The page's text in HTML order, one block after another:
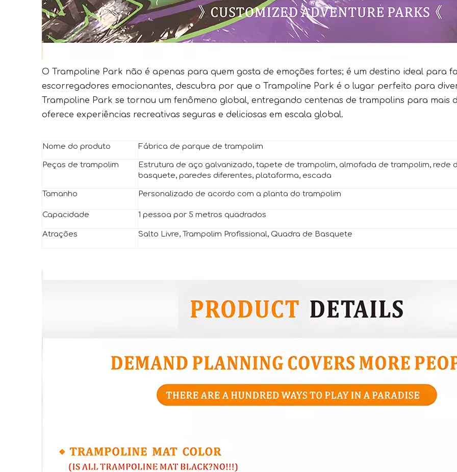
O Trampoline Park não é apenas para quem gosta de emoções fortes; é um destino ideal para
escorregadores emocionantes, descubra por que o Trampoline Park é o lugar perfeito para
Trampoline Park se tornou um fenômeno global, entregando centenas de trampolins para mais
oferece experiências recreativas seguras e deliciosas em escala global.
Nome do produto Fábrica de parque de trampolim
Peças de trampolim
Estrutura de aço galvanizado, tapete de trampolim, almofada de trampolim, rede
basquete, paredes diferentes, plataforma, escada
Tamanho Personalizado de acordo com a planta do trampolim
Capacidade 1 pessoa por 5 metros quadrados
Atrações Salto Livre, Trampolim Profissional, Quadra de Basquete